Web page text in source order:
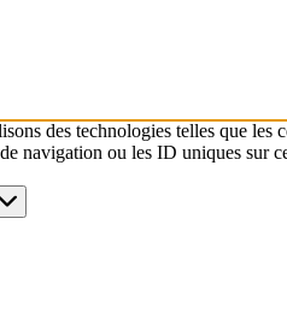
des technologies telles que
navigation ou les ID uniques sur